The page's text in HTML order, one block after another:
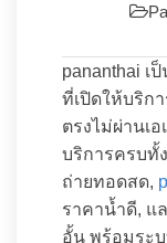
pananthai เ
ที่เปิดให้บริก
ตรงไม่ผ่านเ
บริการครบทั้
ถ่ายทอดสด,
ราคาน้ำดี, แ
อั้น พร้อมระ